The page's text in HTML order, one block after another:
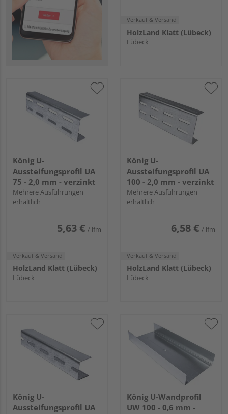
Verkauf & Versand
HolzLand Klatt (Lübeck)
Lübeck
König U-
Aussteifungsprofil UA
75 - 2,0 mm - verzinkt
Mehrere Ausführungen
erhältlich
5,63 € / lfm
Verkauf & Versand
HolzLand Klatt (Lübeck)
Lübeck
König U-
Aussteifungsprofil UA
100 - 2,0 mm - verzinkt
Mehrere Ausführungen
erhältlich
6,58 € / lfm
Verkauf & Versand
HolzLand Klatt (Lübeck)
Lübeck
König U-
Aussteifungsprofil UA
König U-Wandprofil
UW 100 - 0,6 mm -